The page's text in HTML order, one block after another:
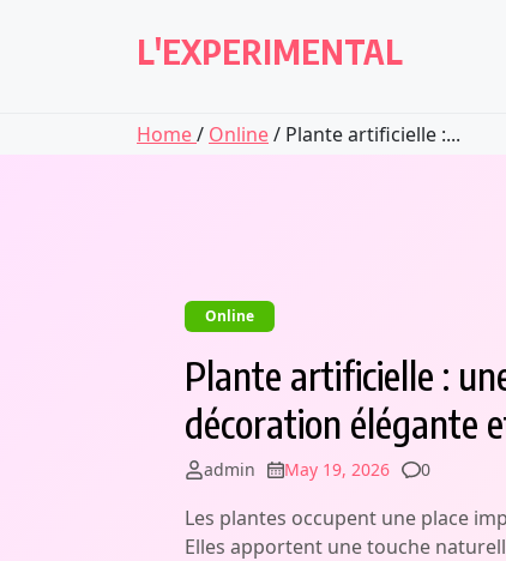
L'EXPERIMENTAL
Home/ Online/ Plante artificielle :...
Online
Plante artificielle :
décoration élégante
admin May 19, 2026 Comments
0
Les plantes occupent une place
Elles apportent une touche